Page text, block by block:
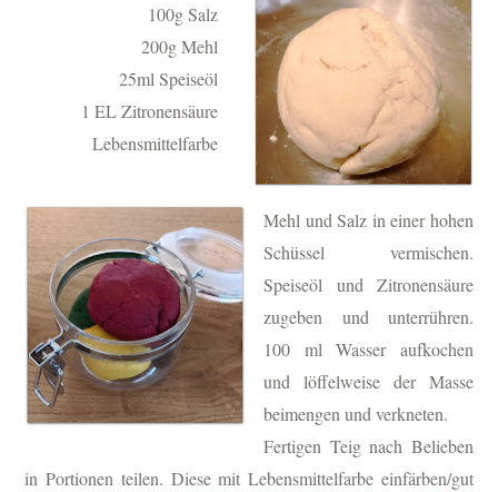
100g Salz
200g Mehl
25ml Speiseöl
1 EL Zitronensäure
Lebensmittelfarbe
Mehl und Salz in einer hohen
Schüssel vermischen.
Speiseöl und Zitronensäure
zugeben und unterrühren.
100 ml Wasser aufkochen
und löffelweise der Masse
beimengen und verkneten.
Fertigen Teig nach Belieben
in Portionen teilen. Diese mit Lebensmittelfarbe einfärben/gut